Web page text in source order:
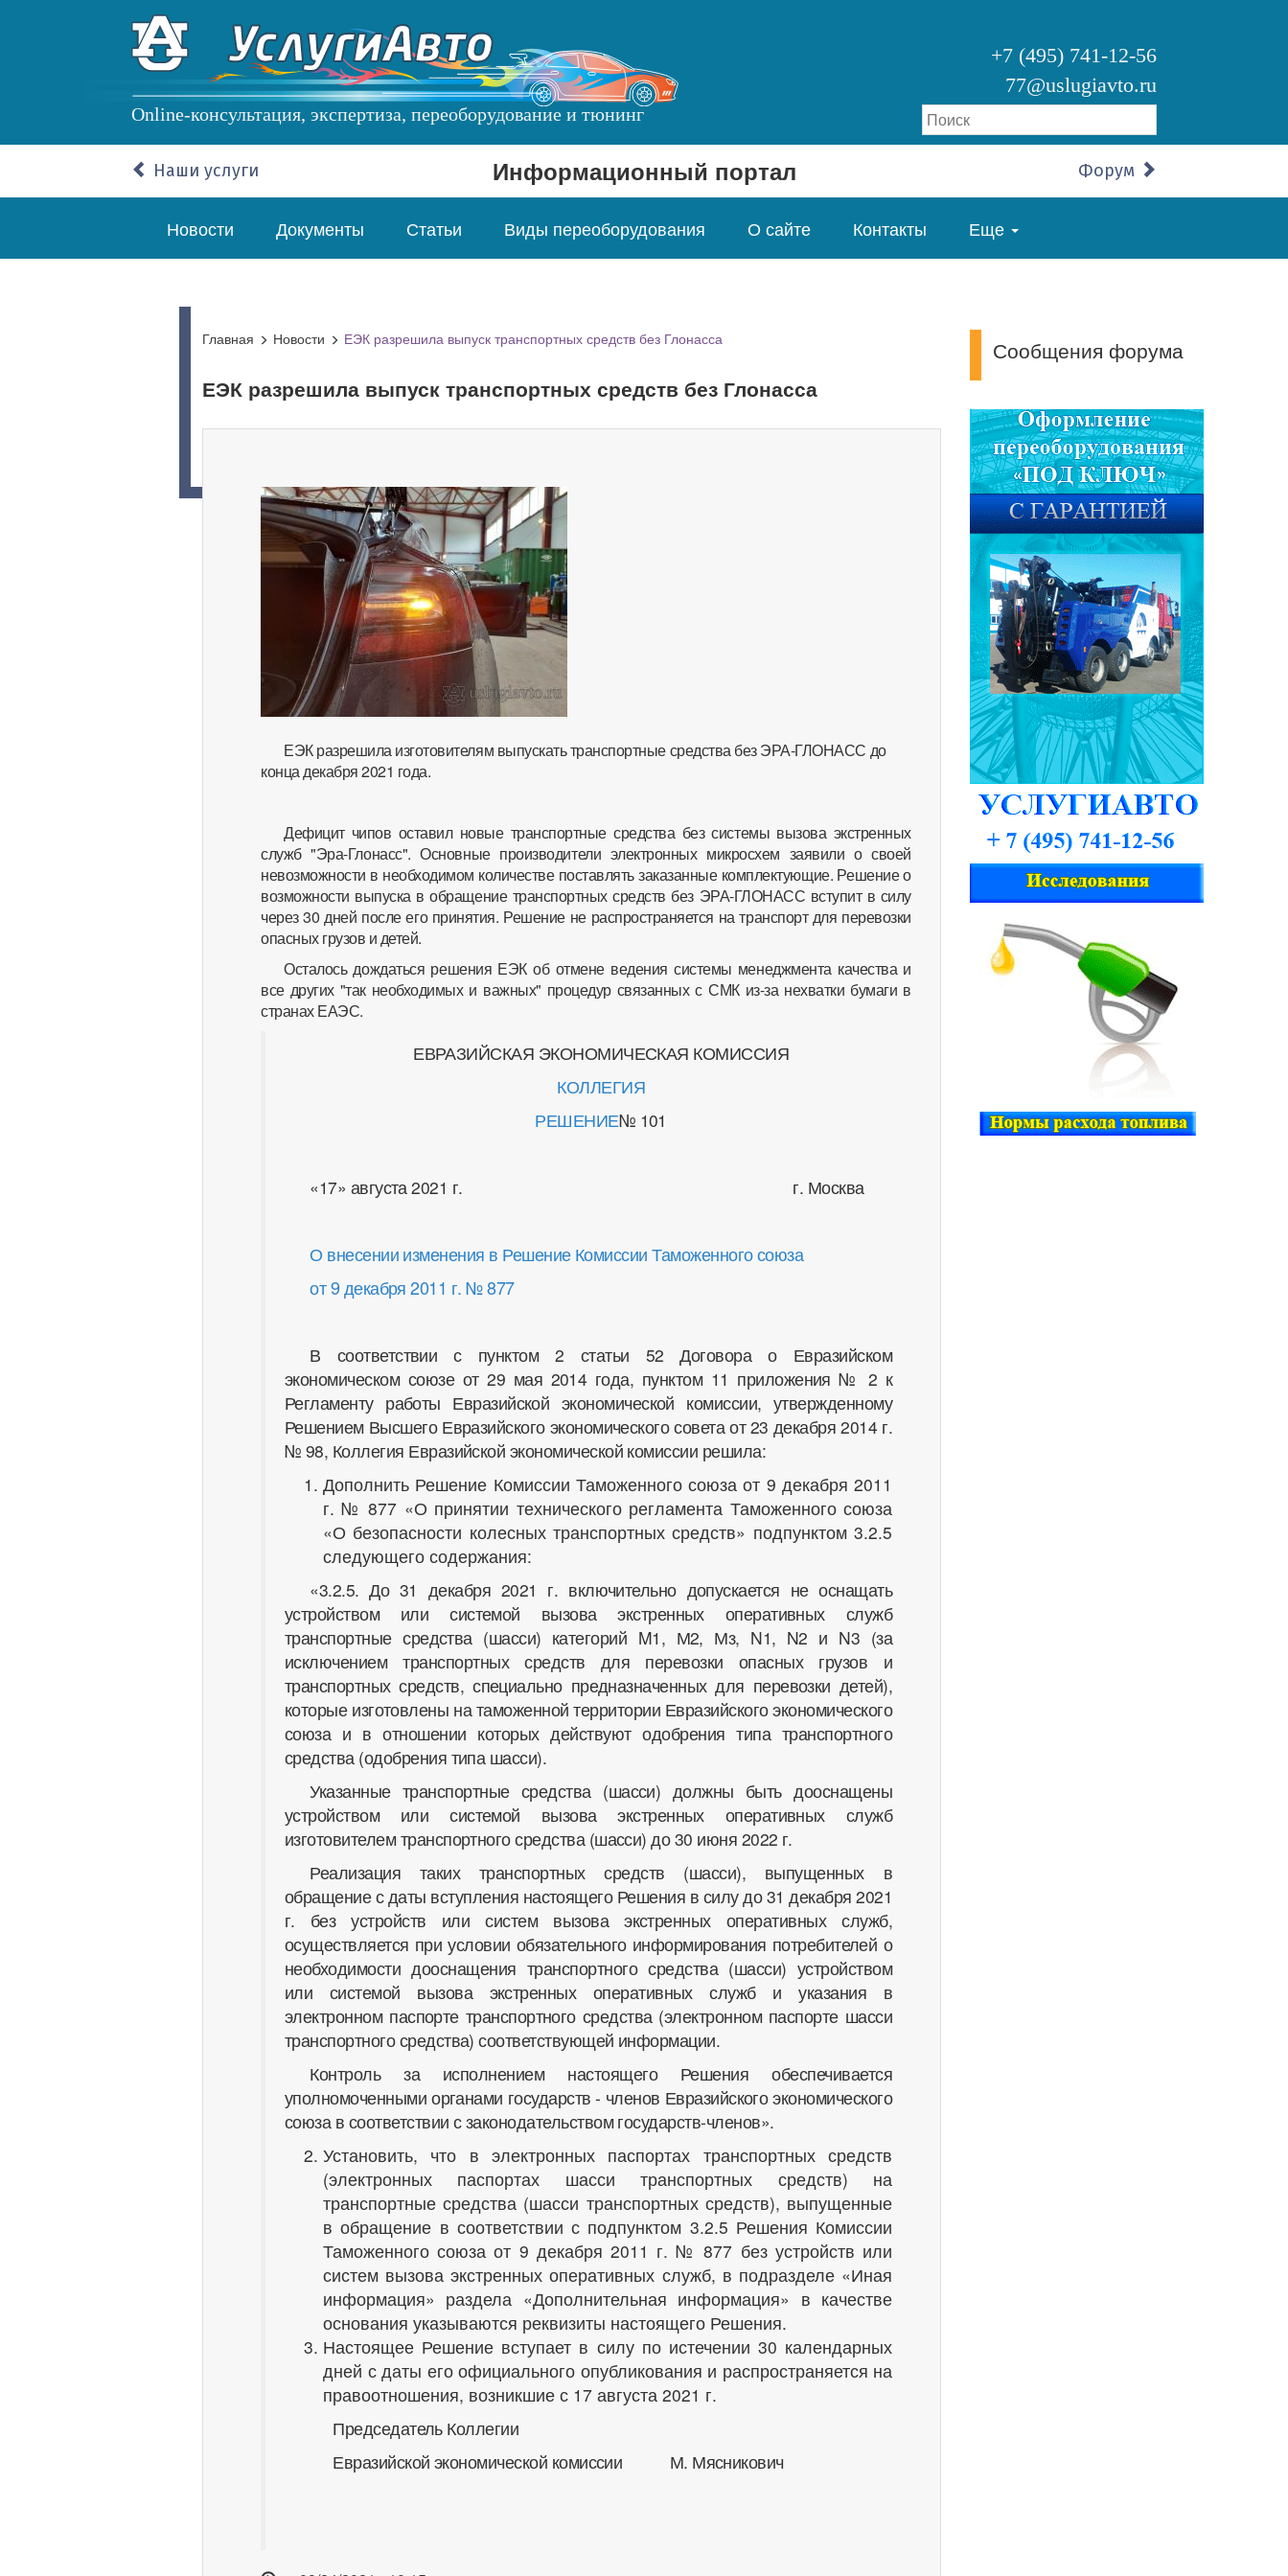
Online-консультация, экспертиза, переоборудование и тюнинг
+7 (495) 741-12-56
77@uslugiavto.ru
Наши услуги Информационный портал Форум
навигация
Новости Документы Статьи Виды переоборудования О сайте Контакты Еще
Главная Новости ЕЭК разрешила выпуск транспортных средств без Глонасса
ЕЭК разрешила выпуск транспортных средств без Глонасса
ЕЭК разрешила изготовителям выпускать транспортные средства без ЭРА-ГЛОНАСС до
конца декабря 2021 года.
Дефицит чипов оставил новые транспортные средства без системы вызова экстренных
служб "Эра-Глонасс". Основные производители электронных микросхем заявили о своей
невозможности в необходимом количестве поставлять заказанные комплектующие. Решение о
возможности выпуска в обращение транспортных средств без ЭРА-ГЛОНАСС вступит в силу
через 30 дней после его принятия. Решение не распространяется на транспорт для перевозки
опасных грузов и детей.
Осталось дождаться решения ЕЭК об отмене ведения системы менеджмента качества и
все других "так необходимых и важных" процедур связанных с СМК из-за нехватки бумаги в
странах ЕАЭС.
ЕВРАЗИЙСКАЯ ЭКОНОМИЧЕСКАЯ КОМИССИЯ
КОЛЛЕГИЯ
РЕШЕНИЕ№ 101
«17» августа 2021 г. г. Москва
О внесении изменения в Решение Комиссии Таможенного союза
от 9 декабря 2011 г. № 877
В соответствии с пунктом 2 статьи 52 Договора о Евразийском
экономическом союзе от 29 мая 2014 года, пунктом 11 приложения № 2 к
Регламенту работы Евразийской экономической комиссии, утвержденному
Решением Высшего Евразийского экономического совета от 23 декабря 2014 г.
№ 98, Коллегия Евразийской экономической комиссии решила:
Дополнить Решение Комиссии Таможенного союза от 9 декабря 2011
г. № 877 «О принятии технического регламента Таможенного союза
«О безопасности колесных транспортных средств» подпунктом 3.2.5
следующего содержания:
«3.2.5. До 31 декабря 2021 г. включительно допускается не оснащать
устройством или системой вызова экстренных оперативных служб
транспортные средства (шасси) категорий M1, М2, Мз, N1, N2 и N3 (за
исключением транспортных средств для перевозки опасных грузов и
транспортных средств, специально предназначенных для перевозки детей),
которые изготовлены на таможенной территории Евразийского экономического
союза и в отношении которых действуют одобрения типа транспортного
средства (одобрения типа шасси).
Указанные транспортные средства (шасси) должны быть дооснащены
устройством или системой вызова экстренных оперативных служб
изготовителем транспортного средства (шасси) до 30 июня 2022 г.
Реализация таких транспортных средств (шасси), выпущенных в
обращение с даты вступления настоящего Решения в силу до 31 декабря 2021
г. без устройств или систем вызова экстренных оперативных служб,
осуществляется при условии обязательного информирования потребителей о
необходимости дооснащения транспортного средства (шасси) устройством
или системой вызова экстренных оперативных служб и указания в
электронном паспорте транспортного средства (электронном паспорте шасси
транспортного средства) соответствующей информации.
Контроль за исполнением настоящего Решения обеспечивается
уполномоченными органами государств - членов Евразийского экономического
союза в соответствии с законодательством государств-членов».
Установить, что в электронных паспортах транспортных средств
(электронных паспортах шасси транспортных средств) на
транспортные средства (шасси транспортных средств), выпущенные
в обращение в соответствии с подпунктом 3.2.5 Решения Комиссии
Таможенного союза от 9 декабря 2011 г. № 877 без устройств или
систем вызова экстренных оперативных служб, в подразделе «Иная
информация» раздела «Дополнительная информация» в качестве
основания указываются реквизиты настоящего Решения.
Настоящее Решение вступает в силу по истечении 30 календарных
дней с даты его официального опубликования и распространяется на
правоотношения, возникшие с 17 августа 2021 г.
Председатель Коллегии
Евразийской экономической комиссии М. Мясникович
Сообщения форума